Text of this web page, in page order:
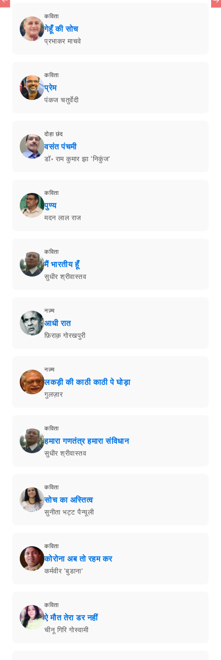
कविता
गेहूँ की सोच
प्रभाकर माचवे
कविता
प्रेम
पंकज चतुर्वेदी
दोहा छंद
वसंत पंचमी
डॉ॰ राम कुमार झा 'निकुंज'
कविता
पुण्य
मदन लाल राज
कविता
मैं भारतीय हूँ
सुधीर श्रीवास्तव
नज़्म
आधी रात
फ़िराक़ गोरखपुरी
नज़्म
लकड़ी की काठी काठी पे घोड़ा
गुलज़ार
कविता
हमारा गणतंत्र हमारा संविधान
सुधीर श्रीवास्तव
कविता
सोच का अस्तित्व
सुनीता भट्ट पैन्यूली
कविता
कोरोना अब तो रहम कर
कर्मवीर 'बुडाना'
कविता
ऐ मौत तेरा डर नहीं
चीनू गिरि गोस्वामी